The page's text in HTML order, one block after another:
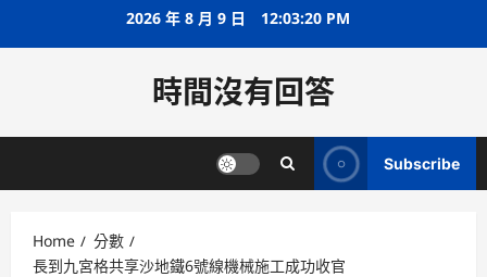
2026 年 8 月 9 日 12:03:20 PM
時間沒有回答
Subscribe
Home
分數
長到九宮格共享沙地鐵6號線機械施工成功收官